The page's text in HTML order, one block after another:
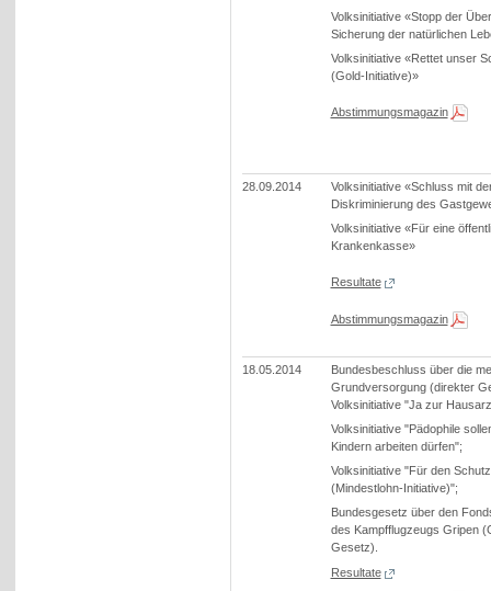
Volksinitiative «Stopp der
Sicherung der natürlichen
Volksinitiative «Rettet unser
(Gold-Initiative)»
Abstimmungsmagazin
28.09.2014
Volksinitiative «Schluss mit
Diskriminierung des
Volksinitiative «Für eine
Krankenkasse»
Resultate
Abstimmungsmagazin
18.05.2014
Bundesbeschluss über die
Grundversorgung (direkter
Volksinitiative "Ja zur
Volksinitiative "Pädophile
Kindern arbeiten dürfen";
Volksinitiative "Für den
(Mindestlohn-Initiative)";
Bundesgesetz über den
des Kampfflugzeugs Gripen
Gesetz).
Resultate